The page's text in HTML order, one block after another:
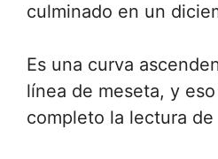
culminado en un
Es una curva
línea de meseta, y
completo la lectura de